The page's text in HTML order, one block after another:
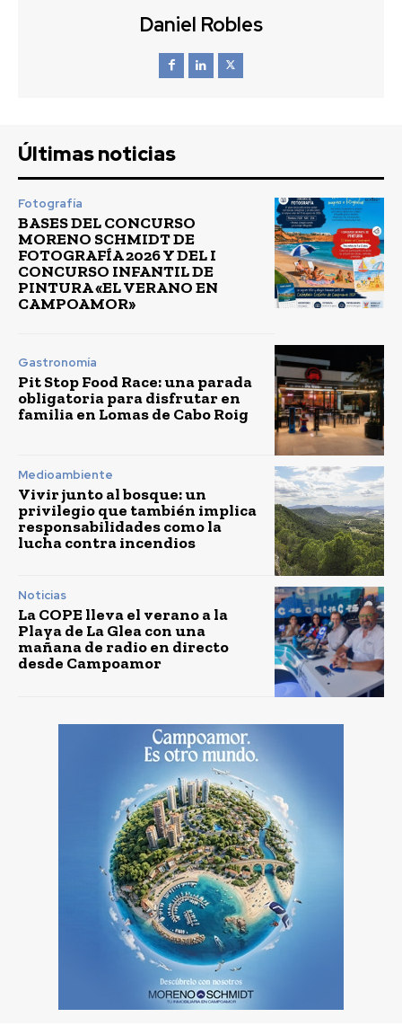
Daniel Robles
Últimas noticias
Fotografía
BASES DEL CONCURSO
MORENO SCHMIDT DE
FOTOGRAFÍA 2026 Y DEL I
CONCURSO INFANTIL DE
PINTURA «EL VERANO EN
CAMPOAMOR»
Gastronomía
Pit Stop Food Race: una parada
obligatoria para disfrutar en
familia en Lomas de Cabo Roig
Medioambiente
Vivir junto al bosque: un
privilegio que también implica
responsabilidades como la
lucha contra incendios
Noticias
La COPE lleva el verano a la
Playa de La Glea con una
mañana de radio en directo
desde Campoamor